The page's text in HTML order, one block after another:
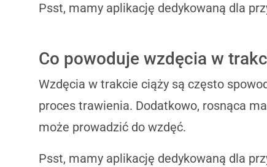
Psst, mamy aplikację dedykowaną dla
Co powoduje wzdęcia w
Wzdęcia w trakcie ciąży są często
proces trawienia. Dodatkowo, rosnąca
może prowadzić do wzdęć.
Psst, mamy aplikację dedykowaną dla